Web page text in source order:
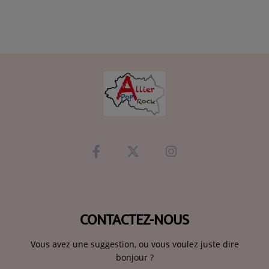
CONTACTEZ-NOUS
Vous avez une suggestion, ou vous voulez juste dire
bonjour ?